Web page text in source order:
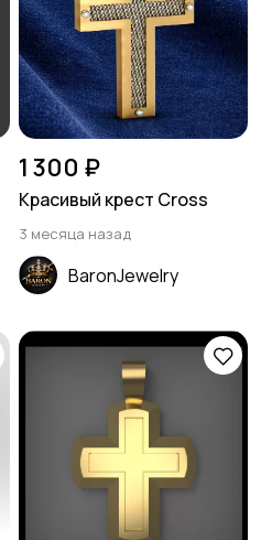
1 300 ₽
Красивый крест Cross
3 месяца назад
BaronJewelry